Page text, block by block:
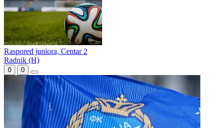
Ćelik porazio Radnik
Vučina Šćepanović na novom poslu